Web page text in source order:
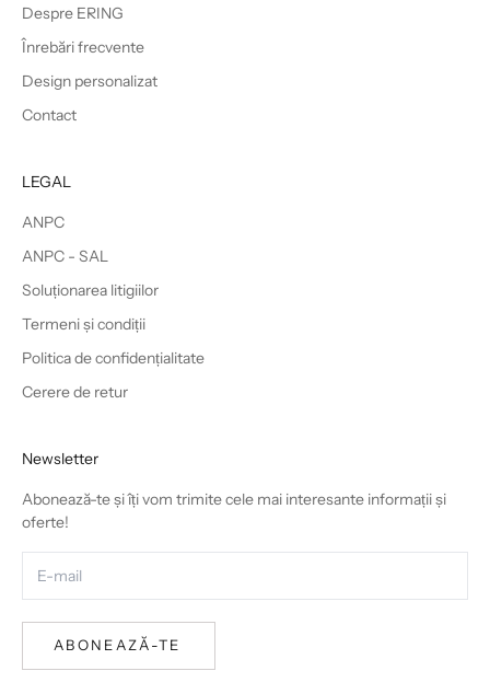
Despre ERING
Înrebări frecvente
Design personalizat
Contact
LEGAL
ANPC
ANPC - SAL
Soluționarea litigiilor
Termeni și condiții
Politica de confidențialitate
Cerere de retur
Newsletter
Abonează-te și îți vom trimite cele mai interesante informații și
oferte!
ABONEAZĂ-TE